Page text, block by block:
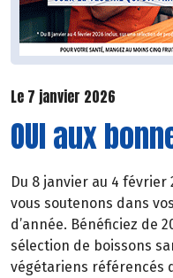
Le 7 janvier 2026
OUI aux
Du 8 janvier au 4 février
vous soutenons dans
d’année. Bénéficiez de
sélection de boissons
végétariens référencés